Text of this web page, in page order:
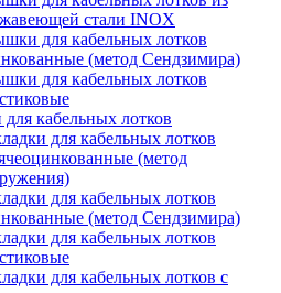
стали INOX
для кабельных лотков
(метод Сендзимира)
для кабельных лотков
кабельных лотков
для кабельных лотков
(метод
для кабельных лотков
(метод Сендзимира)
для кабельных лотков
для кабельных лотков с